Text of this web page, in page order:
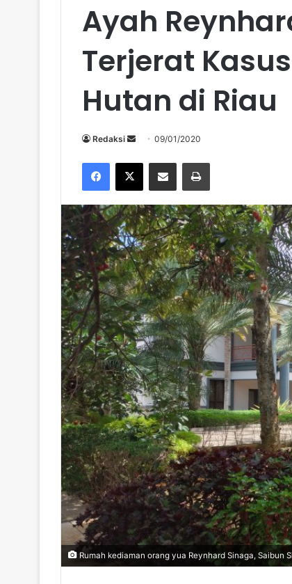
Ayah
Terjerat
Hutan di Riau
Redaksi
Send09/01/2020
Facebook
X Share via Email Print
Rumah kediaman orang yua Reynhard Sinaga, Saibun